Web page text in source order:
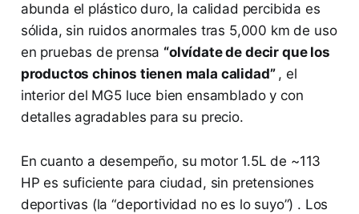
abunda el plástico duro, la calidad percibida es
sólida, sin ruidos anormales tras 5,000 km de uso
en pruebas de prensa​ “olvídate de decir que los
productos chinos tienen mala calidad” , el
interior del MG5 luce bien ensamblado y con
detalles agradables para su precio​.
En cuanto a desempeño, su motor 1.5L de ~113
HP es suficiente para ciudad, sin pretensiones
deportivas (la “deportividad no es lo suyo”​) . Los